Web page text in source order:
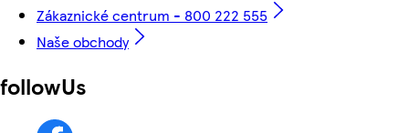
Zákaznické centrum - 800 222 555
Naše obchody
followUs